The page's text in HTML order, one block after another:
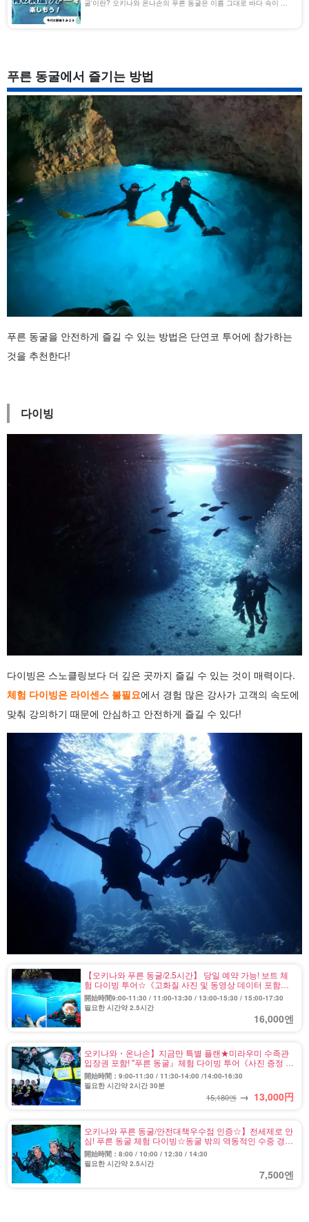
굴'이란? 오키나와 온나손의 푸른 동굴은 이름 그대로 바다 속이 푸
푸른 동굴에서 즐기는 방법
푸른 동굴을 안전하게 즐길 수 있는 방법은 단연코 투어에 참가하는
것을 추천한다!
다이빙
다이빙은 스노클링보다 더 깊은 곳까지 즐길 수 있는 것이 매력이다.
체험 다이빙은 라이센스 불필요에서 경험 많은 강사가 고객의 속도에
맞춰 강의하기 때문에 안심하고 안전하게 즐길 수 있다!
【오키나와 푸른 동굴/2.5시간】 당일 예약 가능! 보트 체
험 다이빙 투어☆《고화질 사진 및 동영상 데이터 포함》
짜릿한 먹이 주기 체험도! ＜초보자 환영/샤워실·사물함 완
비＞ (No.2)
開始時間9:00-11:30 / 11:00-13:30 / 13:00-15:30 / 15:00-17:30
필요한 시간약 2.5시간
16,000엔
오키나와・온나손】지금만 특별 플랜★미라우미 수족관
입장권 포함! "푸른 동굴』체험 다이빙 투어《사진 증정 &
먹이주기 체험 포함》(No.200)
開始時間：9:00-11:30 / 11:30-14:00 /14:00-16:30
필요한 시간약 2시간 30분
15,180엔 → 13,000円
오키나와 푸른 동굴/안전대책우수점 인증☆】전세제로 안
심! 푸른 동굴 체험 다이빙☆동굴 밖의 역동적인 수중 경치
도 만끽《사진・동영상 촬영 & 먹이주기 체험 포함》
(No.77)
開始時間：8:00 / 10:00 / 12:30 / 14:30
필요한 시간약 2.5시간
7,500엔